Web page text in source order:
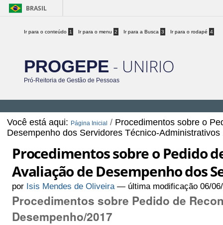
BRASIL
Ir para o conteúdo 1 Ir para o menu 2 Ir para a Busca 3 Ir para o rodapé 4
PROGEPE - UNIRIO
Pró-Reitoria de Gestão de Pessoas
Você está aqui: Página Inicial / Procedimentos sobre o
Desempenho dos Servidores Técnico-Administrativos
Procedimentos sobre o Pedido
Avaliação de Desempenho dos
por Isis Mendes de Oliveira — última modificação 06/
Procedimentos sobre Pedido de
Desempenho/2017